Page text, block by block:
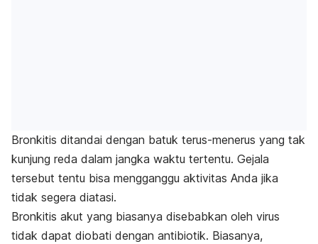
Bronkitis ditandai dengan batuk terus-menerus yang tak
kunjung reda dalam jangka waktu tertentu. Gejala
tersebut tentu bisa mengganggu aktivitas Anda jika
tidak segera diatasi.
Bronkitis akut yang biasanya disebabkan oleh virus
tidak dapat diobati dengan antibiotik. Biasanya,